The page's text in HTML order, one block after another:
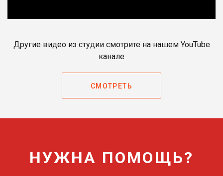
Другие видео из студии смотрите на нашем YouTube
канале
СМОТРЕТЬ
НУЖНА ПОМОЩЬ?